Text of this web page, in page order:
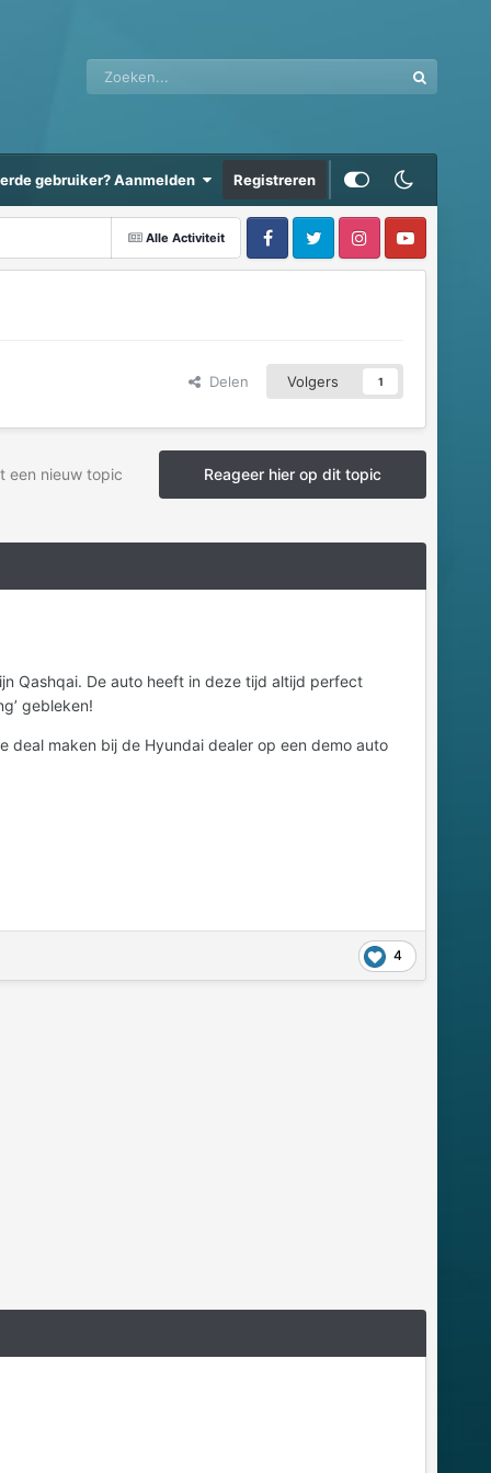
gebruiker? Aanmelden Registreren
Alle Activiteit
Delen Volgers 1
Reageer hier op dit topic
een nieuw topic
Qashqai. De auto heeft in deze tijd altijd perfect
gebleken!
deal maken bij de Hyundai dealer op een demo auto
4